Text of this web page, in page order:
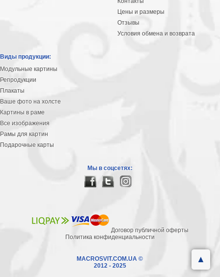
Цены и размеры
Отзывы
Условия обмена и возврата
Виды продукции:
Модульные картины
Репродукции
Плакаты
Ваше фото на холсте
Картины в раме
Все изображения
Рамы для картин
Подарочные карты
Мы в соцсетях:
Договор публичной оферты
Политика конфиденциальности
MACROSVIT.COM.UA ©
2012 - 2025
▲